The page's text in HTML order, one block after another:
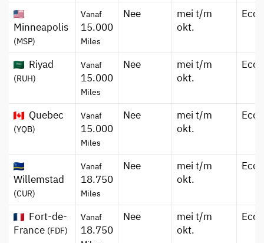
Minneapolis
(MSP)
Vanaf
15.000
Miles
Nee
mei t/m
okt.
Riyad
(RUH)
Vanaf
15.000
Miles
Nee
mei t/m
okt.
Quebec
(YQB)
Vanaf
15.000
Miles
Nee
mei t/m
okt.
Willemstad
(CUR)
Vanaf
18.750
Miles
Nee
mei t/m
okt.
Fort-de-
France (FDF)
Vanaf
18.750
Nee
mei t/m
okt.